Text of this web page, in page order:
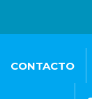
CONTACTO